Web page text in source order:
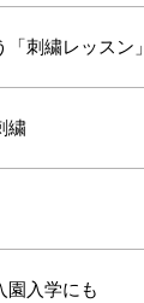
刺繍レッスン」
繍
園入学にも